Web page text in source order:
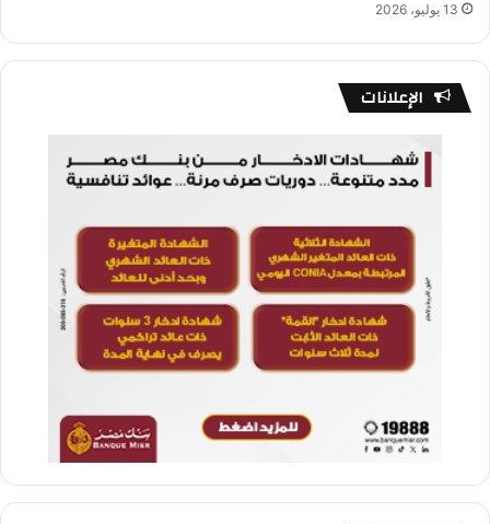
13 يوليو، 2026
الإعلانات